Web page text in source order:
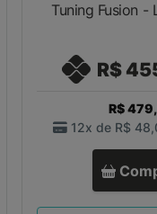
Tuning Fusion -
R$
R$
12x de R$